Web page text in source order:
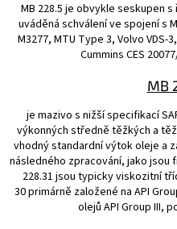
MB 228.5 je obvykle seskupen
uváděná schválení ve spojení s
M3277, MTU Type 3, Volvo VDS-
Cummins CES
MB
je mazivo s nižší specifikací
výkonných středně těžkých a
vhodný standardní výtok oleje a
následného zpracování, jako jsou
228.31 jsou typicky viskozitní
30 primárně založené na API
olejů API Group III,